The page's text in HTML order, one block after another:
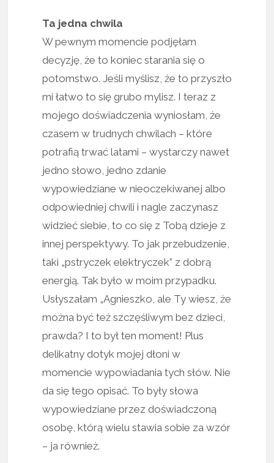
Ta jedna chwila
W pewnym momencie podjęłam
decyzję, że to koniec starania się o
potomstwo. Jeśli myślisz, że to przyszło
mi łatwo to się grubo mylisz. I teraz z
mojego doświadczenia wyniosłam, że
czasem w trudnych chwilach – które
potrafią trwać latami – wystarczy nawet
jedno słowo, jedno zdanie
wypowiedziane w nieoczekiwanej albo
odpowiedniej chwili i nagle zaczynasz
widzieć siebie, to co się z Tobą dzieje z
innej perspektywy. To jak przebudzenie,
taki „pstryczek elektryczek” z dobrą
energią. Tak było w moim przypadku.
Usłyszałam „Agnieszko, ale Ty wiesz, że
można być też szczęśliwym bez dzieci,
prawda? I to był ten moment! Plus
delikatny dotyk mojej dłoni w
momencie wypowiadania tych słów. Nie
da się tego opisać. To były słowa
wypowiedziane przez doświadczoną
osobę, którą wielu stawia sobie za wzór
– ja również.